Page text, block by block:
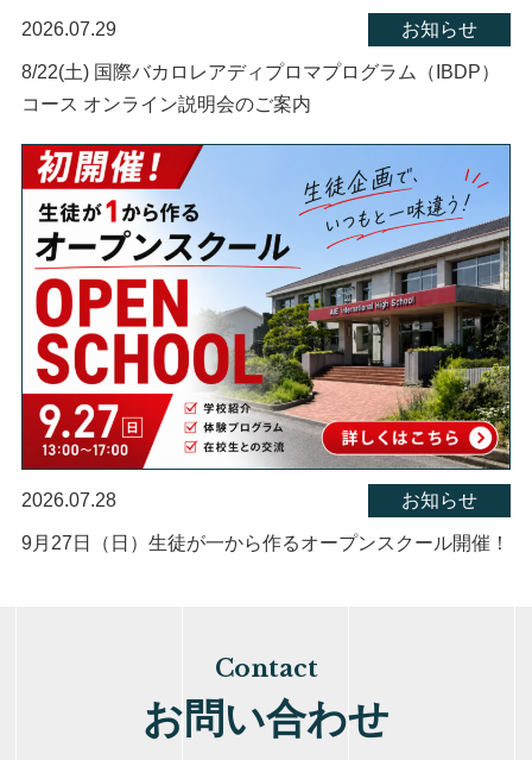
2026.07.29 お知らせ
8/22(土) 国際バカロレアディプロマプログラム（IBDP）
コース オンライン説明会のご案内
2026.07.28 お知らせ
9月27日（日）生徒が一から作るオープンスクール開催！
Contact
お問い合わせ